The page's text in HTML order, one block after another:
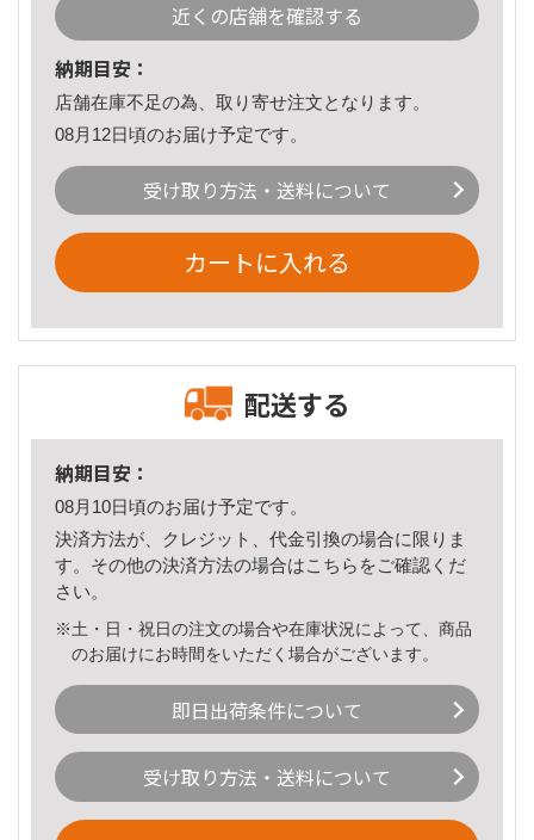
近くの店舗を確認する
納期目安：
店舗在庫不足の為、取り寄せ注文となります。
08月12日頃のお届け予定です。
受け取り方法・送料について
カートに入れる
配送する
納期目安：
08月10日頃のお届け予定です。
決済方法が、クレジット、代金引換の場合に限りま
す。その他の決済方法の場合はこちら をご確認くだ
さい。
※土・日・祝日の注文の場合や在庫状況によって、商品
のお届けにお時間をいただく場合がございます。
即日出荷条件について
受け取り方法・送料について